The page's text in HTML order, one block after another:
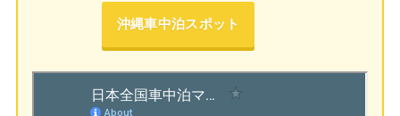
沖縄車中泊スポット